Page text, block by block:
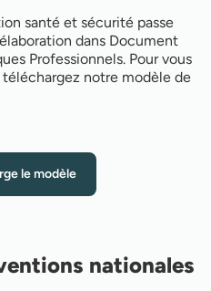
santé et sécurité passe
dans Document
Professionnels. Pour vous
notre modèle de
le modèle
nationales